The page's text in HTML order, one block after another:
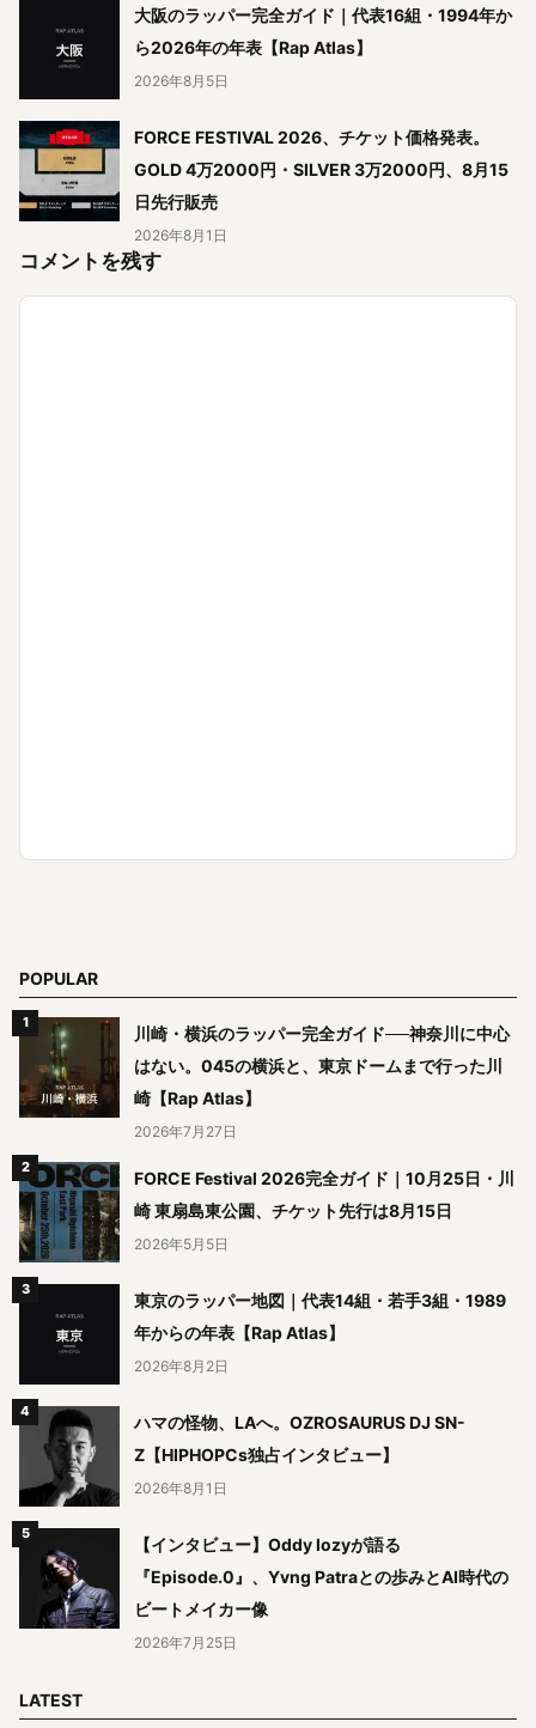
大阪のラッパー完全ガイド｜代表16組・1994年か
ら2026年の年表【Rap Atlas】
2026年8月5日
FORCE FESTIVAL 2026、チケット価格発表。
GOLD 4万2000円・SILVER 3万2000円、8月15
日先行販売
2026年8月1日
コメントを残す
POPULAR
川崎・横浜のラッパー完全ガイド──神奈川に中心
はない。045の横浜と、東京ドームまで行った川
崎【Rap Atlas】
2026年7月27日
FORCE Festival 2026完全ガイド｜10月25日・川
崎 東扇島東公園、チケット先行は8月15日
2026年5月5日
東京のラッパー地図｜代表14組・若手3組・1989
年からの年表【Rap Atlas】
2026年8月2日
ハマの怪物、LAへ。OZROSAURUS DJ SN-
Z【HIPHOPCs独占インタビュー】
2026年8月1日
【インタビュー】Oddy lozyが語る
『Episode.0』、Yvng Patraとの歩みとAI時代の
ビートメイカー像
2026年7月25日
LATEST